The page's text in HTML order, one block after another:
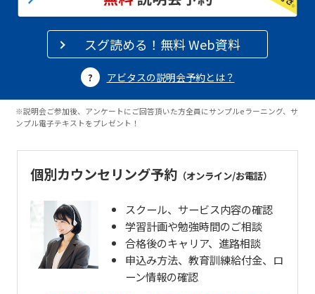
スグ読める！無料 Web資料
アビタスの説明会予約とは？
※説明会ご参加後、アンケートにご回答頂いた方全員にサンプルeラーニング、サ
ンプル電子テキストをプレゼント！
個別カウンセリング予約（オンライン/お電話）
スクール、サービス内容の確認
学習計画や勉強時間のご相談
合格後のキャリア、進路相談
申込み方法、教育訓練給付金、ロ
ーン情報の確認